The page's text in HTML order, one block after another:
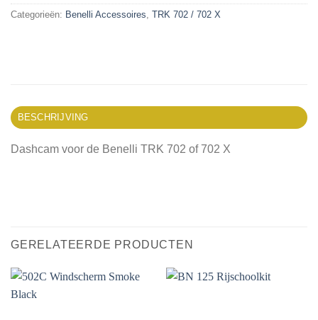
Categorieën: Benelli Accessoires, TRK 702 / 702 X
BESCHRIJVING
Dashcam voor de Benelli TRK 702 of 702 X
GERELATEERDE PRODUCTEN